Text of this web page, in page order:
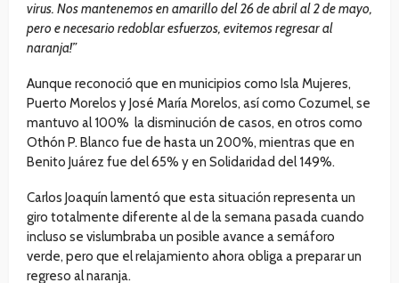
virus. Nos mantenemos en amarillo del 26 de abril al 2 de mayo,
pero e necesario redoblar esfuerzos, evitemos regresar al
naranja!”
Aunque reconoció que en municipios como Isla Mujeres,
Puerto Morelos y José María Morelos, así como Cozumel, se
mantuvo al 100% la disminución de casos, en otros como
Othón P. Blanco fue de hasta un 200%, mientras que en
Benito Juárez fue del 65% y en Solidaridad del 149%.
Carlos Joaquín lamentó que esta situación representa un
giro totalmente diferente al de la semana pasada cuando
incluso se vislumbraba un posible avance a semáforo
verde, pero que el relajamiento ahora obliga a preparar un
regreso al naranja.